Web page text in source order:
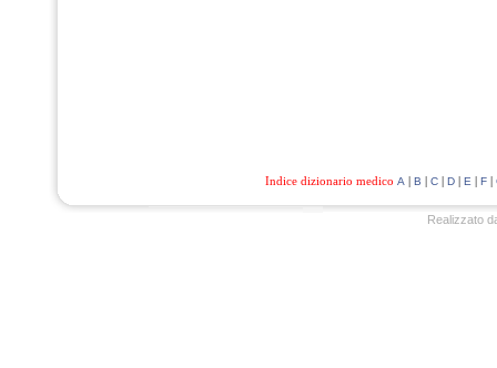
Indice dizionario medico A | B | C| D| E | F|
Realizzato